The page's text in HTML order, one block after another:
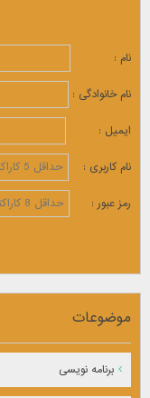
نام :
نام خانوادگی :
ایمیل :
نام کاربری :
رمز عبور :
موضوعات
برنامه نویسی